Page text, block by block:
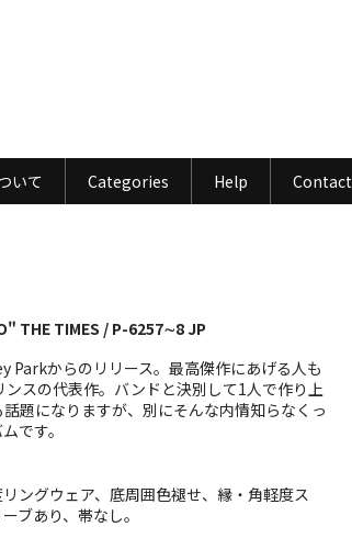
いて Categories Help Contact
THE TIMES / P-6257∼8 JP
Parkからのリリース。最高傑作にあげる人も
ンスの代表作。バンドと決別して1人で作り上
題になりますが、別にそんな内情知らなくっ
です。
ングウェア、底周囲色褪せ、縁・角軽度ス
ブあり、帯なし。